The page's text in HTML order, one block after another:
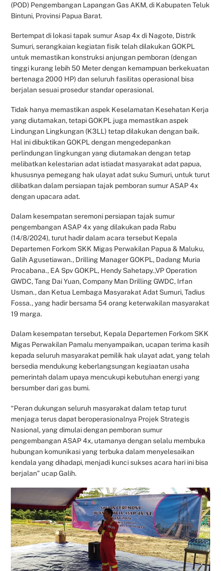
(POD) Pengembangan Lapangan Gas AKM, di Kabupaten Teluk
Bintuni, Provinsi Papua Barat.
Bertempat di lokasi tapak sumur Asap 4x di Nagote, Distrik
Sumuri, serangkaian kegiatan fisik telah dilakukan GOKPL
untuk memastikan konstruksi anjungan pemboran (dengan
tinggi kurang lebih 50 Meter dengan kemampuan berkekuatan
bertenaga 2000 HP) dan seluruh fasilitas operasional bisa
berjalan sesuai prosedur standar operasional.
Tidak hanya memastikan aspek Keselamatan Kesehatan Kerja
yang diutamakan, tetapi GOKPL juga memastikan aspek
Lindungan Lingkungan (K3LL) tetap dilakukan dengan baik.
Hal ini dibuktikan GOKPL dengan mengedepankan
perlindungan lingkungan yang diutamakan dengan tetap
melibatkan kelestarian adat istiadat masyarakat adat papua,
khususnya pemegang hak ulayat adat suku Sumuri, untuk turut
dilibatkan dalam persiapan tajak pemboran sumur ASAP 4x
dengan upacara adat.
Dalam kesempatan seremoni persiapan tajak sumur
pengembangan ASAP 4x yang dilakukan pada Rabu
(14/8/2024), turut hadir dalam acara tersebut Kepala
Departemen Forkom SKK Migas Perwakilan Papua & Maluku,
Galih Agusetiawan., Drilling Manager GOKPL, Dadang Muria
Procabana., EA Spv GOKPL, Hendy Sahetapy.,VP Operation
GWDC, Tang Dai Yuan, Company Man Drilling GWDC, Irfan
Usman., dan Ketua Lembaga Masyarakat Adat Sumuri, Tadius
Fossa., yang hadir bersama 54 orang keterwakilan masyarakat
19 marga.
Dalam kesempatan tersebut, Kepala Departemen Forkom SKK
Migas Perwakilan Pamalu menyampaikan, ucapan terima kasih
kepada seluruh masyarakat pemilik hak ulayat adat, yang telah
bersedia mendukung keberlangsungan kegiaatan usaha
pemerintah dalam upaya mencukupi kebutuhan energi yang
bersumber dari gas bumi.
“Peran dukungan seluruh masyarakat dalam tetap turut
menjaga terus dapat beroperasionalnya Projek Strategis
Nasional, yang dimulai dengan pemboran sumur
pengembangan ASAP 4x, utamanya dengan selalu membuka
hubungan komunikasi yang terbuka dalam menyelesaikan
kendala yang dihadapi, menjadi kunci sukses acara hari ini bisa
berjalan” ucap Galih.